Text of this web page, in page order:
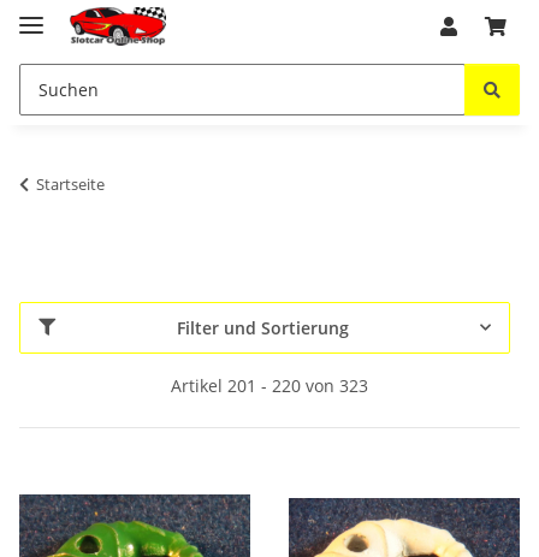
Startseite
Filter und Sortierung
Artikel 201 - 220 von 323